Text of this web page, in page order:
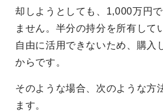
却しようとしても、1,000万円
ません。半分の持分を所有して
自由に活用できないため、購入
からです。
そのような場合、次のような方
ます。